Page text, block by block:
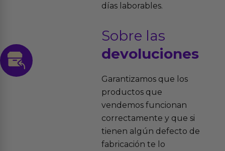
días laborables.
Sobre las
devoluciones
Garantizamos que los
productos que
vendemos funcionan
correctamente y que si
tienen algún defecto de
fabricación te lo